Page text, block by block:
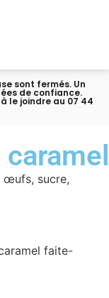
sont fermés. Un
de confiance.
le joindre au 07 44
œufs, sucre,
faite-